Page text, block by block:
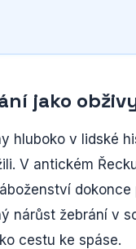
jako
hluboko v lidské
V antickém
nárůst žebrání v
cestu ke spáse.